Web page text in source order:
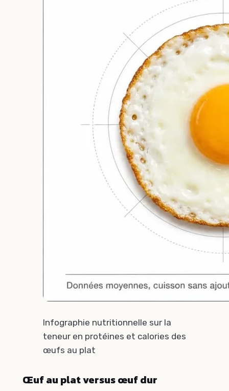
Infographie nutritionnelle sur la
teneur en protéines et calories des
œufs au plat
Œuf au plat versus œuf dur